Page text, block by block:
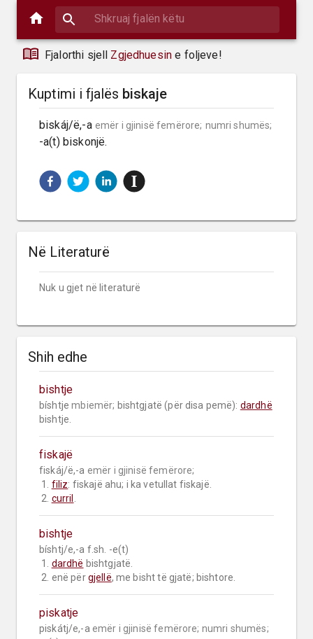
Fjalorthi sjell Zgjedhuesin e foljeve!
Kuptimi i fjalës biskaje
biskáj/ë,-a emër i gjinisë femërore; numri shumës;
-a(t) biskonjë.
Në Literaturë
Nuk u gjet në literaturë
Shih edhe
bishtje
bíshtje mbiemër; bishtgjatë (për disa pemë): dardhë
bishtje.
fiskajë
fiskáj/ë,-a emër i gjinisë femërore;
1. filiz: fiskajë ahu; i ka vetullat fiskajë.
2. curril
bishtje
bíshtj/e,-a f.sh. -e(t)
1. dardhë bishtgjatë.
2. enë për gjellë, me bisht të gjatë; bishtore.
piskatje
piskátj/e,-a emër i gjinisë femërore; numri shumës;